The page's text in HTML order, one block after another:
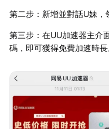
第二步：新增並對話U妹，
第三步：在UU加速器主介
碼，即可獲得免費加速時長